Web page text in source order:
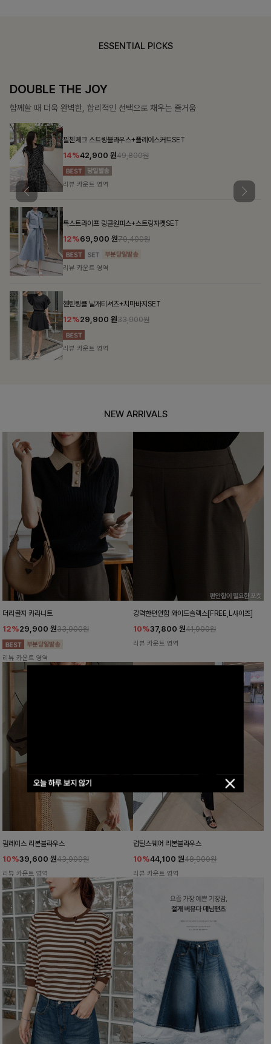
오늘 하루 보지 않기
ESSENTIAL PICKS
SOFT SILHOUETT
살랑이는 가벼움, 입는 순간 우아함이 피어나는 실루엣
첼스트링 7부블라우스
10%26,100원
리뷰 카운트 영역
맨튼브이넥 스트링블라우스
10%34,900원
리뷰 카운트 영역
펜밋링클 배색블라우스
10%36,000원
리뷰 카운트 영역
NEW ARRIVALS
더리골지 카라니트
12%29,900 원33,900원
리뷰 카운트 영역
강력한편안함 와이드슬랙스[FREE,L사이즈]
10%37,800 원41,900원
리뷰 카운트 영역
펌레이스 리본블라우스
10%39,600 원43,900원
리뷰 카운트 영역
럽틸스퀘어 리본블라우스
10%44,100 원48,900원
리뷰 카운트 영역